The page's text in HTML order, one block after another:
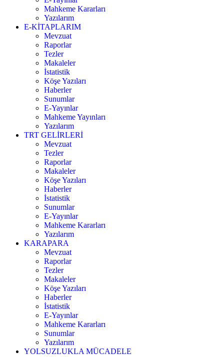
Mahkeme Kararları
Yazılarım
E-KİTAPLARIM
Mevzuat
Raporlar
Tezler
Makaleler
İstatistik
Köşe Yazıları
Haberler
Sunumlar
E-Yayınlar
Mahkeme Yayınları
Yazılarım
TRT GELİRLERİ
Mevzuat
Tezler
Raporlar
Makaleler
Köşe Yazıları
Haberler
İstatistik
Sunumlar
E-Yayınlar
Mahkeme Kararları
Yazılarım
KARAPARA
Mevzuat
Raporlar
Tezler
Makaleler
Köşe Yazıları
Haberler
İstatistik
E-Yayınlar
Mahkeme Kararları
Sunumlar
Yazılarım
YOLSUZLUKLA MÜCADELE